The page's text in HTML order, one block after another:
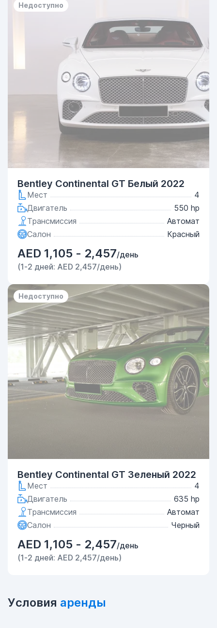
Недоступно
Bentley Continental GT Белый 2022
Мест
4
Двигатель
550 hp
Трансмиссия
Автомат
Салон
Красный
AED 1,105 - 2,457/день
(1-2 дней: AED 2,457/день)
Недоступно
Bentley Continental GT Зеленый 2022
Мест
4
Двигатель
635 hp
Трансмиссия
Автомат
Салон
Черный
AED 1,105 - 2,457/день
(1-2 дней: AED 2,457/день)
Условия аренды